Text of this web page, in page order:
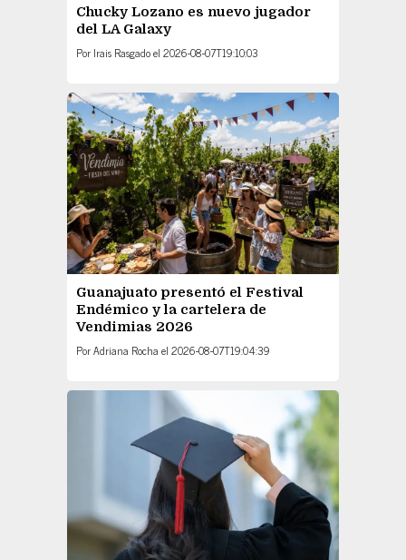
Chucky Lozano es nuevo jugador
del LA Galaxy
Por Irais Rasgadoel 2026-08-07T19:10:03
Guanajuato presentó el Festival
Endémico y la cartelera de
Vendimias 2026
PorAdriana Rocha el 2026-08-07T19:04:39